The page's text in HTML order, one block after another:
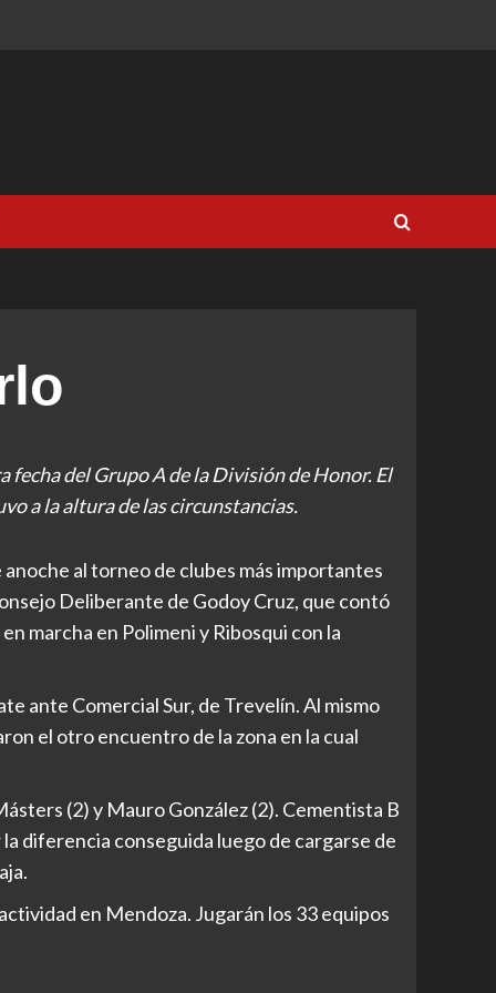
fecha del Grupo A de la División de Honor. El
a la altura de las circunstancias.
al torneo de clubes más importantes
Deliberante de Godoy Cruz, que contó
marcha en Polimeni y Ribosqui con la
ante Comercial Sur, de Trevelín. Al mismo
el otro encuentro de la zona en la cual
(2) y Mauro González (2). Cementista B
diferencia conseguida luego de cargarse de
en Mendoza. Jugarán los 33 equipos